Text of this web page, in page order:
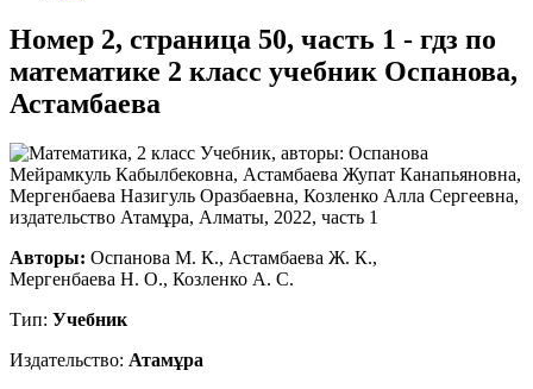
Номер 2, страница 50, часть 1 - гдз по
математике 2 класс учебник Оспанова,
Астамбаева
Авторы: Оспанова М. К., Астамбаева Ж. К.,
Мергенбаева Н. О., Козленко А. С.
Тип: Учебник
Издательство: Атамұра